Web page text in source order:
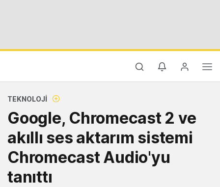
TEKNOLOJI
Google, Chromecast 2 ve
akıllı ses aktarım sistemi
Chromecast Audio'yu
tanıttı